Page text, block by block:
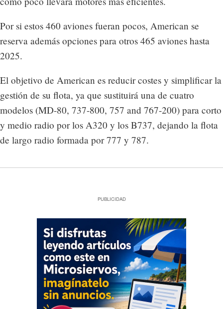
Por si estos 460 aviones fueran pocos, American se
reserva además opciones para otros 465 aviones hasta
2025.
El objetivo de American es reducir costes y simplificar la
gestión de su flota, ya que sustituirá una de cuatro
modelos (MD-80, 737-800, 757 and 767-200) para corto
y medio radio por los A320 y los B737, dejando la flota
de largo radio formada por 777 y 787.
PUBLICIDAD